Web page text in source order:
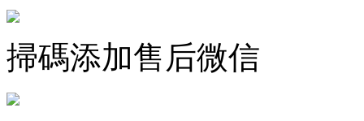
掃碼添加售后微信